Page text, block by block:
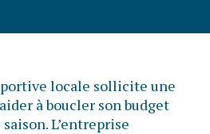
locale sollicite une
à boucler son budget
L’entreprise